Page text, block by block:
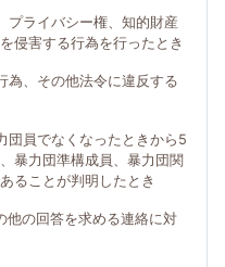
プライバシー権、知的財産
侵害する行為を行ったとき
為、その他法令に違反する
団員でなくなったときから5
暴力団準構成員、暴力団関
ることが判明したとき
他の回答を求める連絡に対